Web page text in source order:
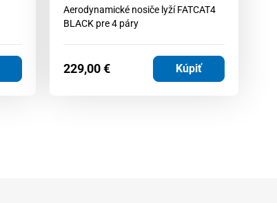
Aerodynamické nosiče lyží FATCAT4
BLACK pre 4 páry
229,00€ Kúpiť